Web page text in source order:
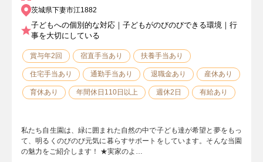
茨城県下妻市江1882
子どもへの個別的な対応｜子どもがのびのびできる環境｜行
事を大切にしている
賞与年2回 宿直手当あり 扶養手当あり
住宅手当あり 通勤手当あり 退職金あり 産休あり
育休あり 年間休日110日以上 週休2日 有給あり
私たち自生園は、緑に囲まれた自然の中で子ども達が希望と夢をもっ
て、明るくのびのび元気に暮らすサポートをしています。そんな当園
の魅力をご紹介します！ ★実家のよ…